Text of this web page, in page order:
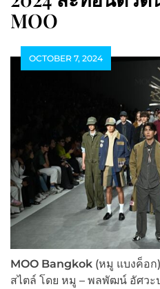
MOO
OCTOBER 7, 2024
MOO Bangkok (หมู แบงค็อก
สไตล์ โดย หมู – พลพัฒน์ อัศวะ